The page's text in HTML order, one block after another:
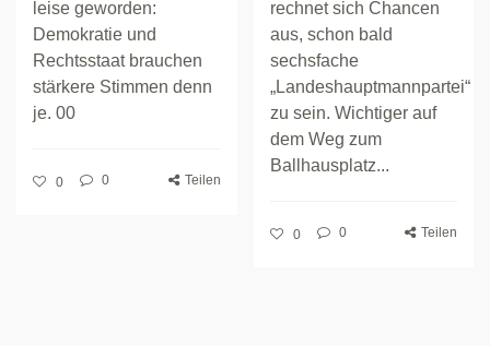
leise geworden:
Demokratie und
Rechtsstaat brauchen
stärkere Stimmen denn
je. 00
0 0 Teilen
rechnet sich Chancen
aus, schon bald
sechsfache
„Landeshauptmannpartei“
zu sein. Wichtiger auf
dem Weg zum
Ballhausplatz...
0 0 Teilen